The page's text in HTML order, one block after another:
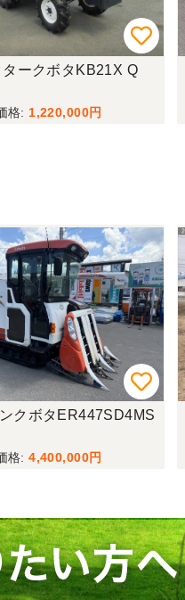
タークボタKB21X Q
1,220,000
クボタER447SD4MS
4,400,000